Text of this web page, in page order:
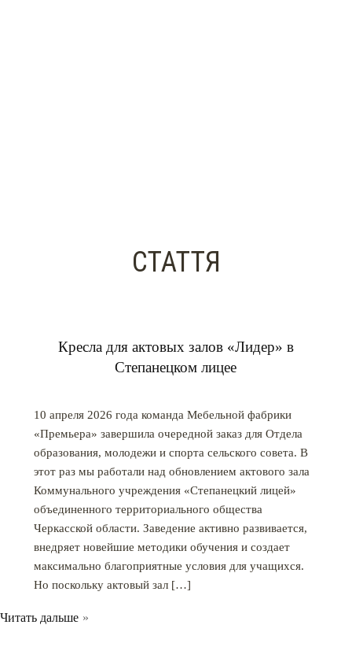
СТАТТЯ
Кресла для актовых залов «Лидер» в
Степанецком лицее
10 апреля 2026 года команда Мебельной фабрики
«Премьера» завершила очередной заказ для Отдела
образования, молодежи и спорта сельского совета. В
этот раз мы работали над обновлением актового зала
Коммунального учреждения «Степанецкий лицей»
объединенного территориального общества
Черкасской области. Заведение активно развивается,
внедряет новейшие методики обучения и создает
максимально благоприятные условия для учащихся.
Но поскольку актовый зал […]
Читать дальше